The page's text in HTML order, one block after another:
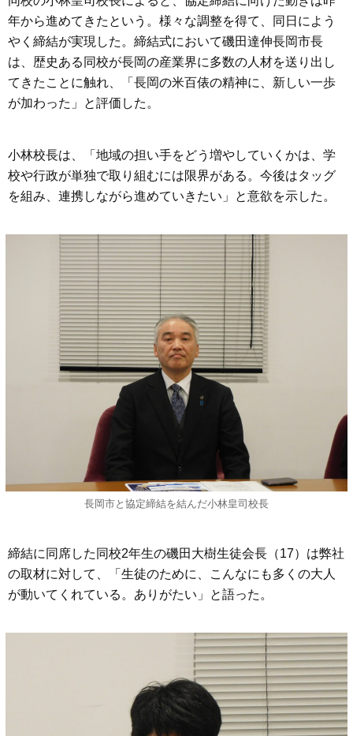
年から進めてきたという。様々な調整を得て、同日によう
やく締結が実現した。締結式において磯田達伸長岡市長
は、歴史ある同校が長岡の産業界に多数の人材を送り出し
てきたことに触れ、「長岡の米百俵の精神に、新しい一歩
が加わった」と評価した。
小林校長は、「地域の担い手をどう増やしていくかは、学
校や行政が単独で取り組むには限界がある。今後はタッグ
を組み、連携しながら進めていきたい」と意欲を示した。
長岡市と協定締結を結んだ小林皇司校長
締結に同席した同校2年生の磯田大樹生徒会長（17）は弊社
の取材に対して、「生徒のために、こんなにも多くの大人
が動いてくれている。ありがたい」と語った。